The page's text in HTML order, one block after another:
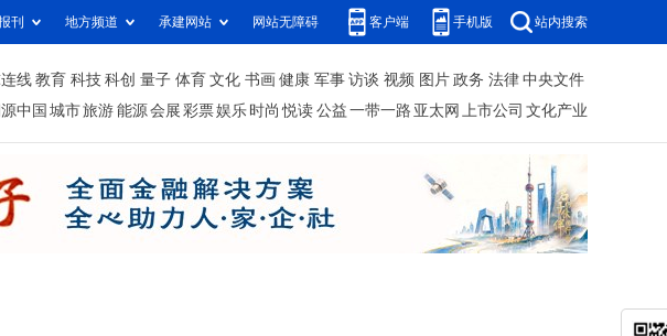
刊 地方频道 承建网站 网站无障碍 客户端 手机版 站内搜索
线 教育 科技 科创 量子 体育 文化 书画 健康 军事 访谈 视频 图片 政务 法律 中央文件
中国 城市旅游 能源 会展 彩票娱乐 时尚 悦读 公益 一带一路 亚太网 上市公司 文化产业